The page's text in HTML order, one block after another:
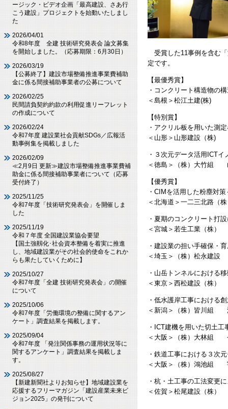
受賞した11事例を含む
定です。
【最優秀賞】
・コンクリート構造物の
＜島根＞松江土建(株
【特別賞】
・アクリル板を用いた測
＜山形＞山形建設（株
・３次元データ活用ICTイ
＜徳島＞（株）大竹組
【優秀賞】
・CIMを活用した粉塵対
＜北海道＞一二三北
・夏期のコンクリート打
＜宮城＞若生工業（株
・建設業の担い手確保・
＜埼玉＞（株）松永建
・山岳トンネルにおける
＜東京＞西松建設（株
・低水護岸工事における
＜新潟＞（株）皆川組
・ICT建機を用いた切土
＜大阪＞（株）大林組
・鉄道工事における３次
＜大阪＞（株）鴻池組
・杭・土工事の工法変更
＜佐賀＞松尾建設（
ージック・ビデオ企画「最高建設、さあ行
こう建設」プロジェクトを始動いたしまし
た
2026/04/01
令和8年度 全建 技術研究発表会 論文募集
を開始しました。（応募期限：6月30日）
2026/03/19
【公募終了】建設市場整備推進事業費補助
金に係る間接補助事業者の公募について
2026/02/25
民間請負契約約款の利用促進リーフレット
の作成について
2026/02/24
令和7年度 建設業社会貢献SDGs／広報活
動事例集を掲載しました
2026/02/09
≪2月9日 更新≫建設市場整備推進事業費補
助金に係る間接補助事業者について（応募
受付終了）
2025/11/25
令和7年度「技術研究発表会」を開催しま
した
2025/11/19
令和７年度 全国建設業協会要望
【国土強靱化･社会資本整備を着実に推進
し、地域建設業がその社会的使命をこれか
らも果たしていくために】
2025/10/27
令和7年度「全建 技術研究発表会」の開催
について
2025/10/06
令和7年度「労働環境の整備に関するアン
ケート」調査結果を掲載します。
2025/09/04
令和7年度 「発注関係事務の運用状況等に
関するアンケート」調査結果を掲載しま
す。
2025/08/27
【新建新聞社よりお知らせ】地域建設業を
応援するフリーマガジン「建設産業未来ビ
ジョン2025」の発刊について